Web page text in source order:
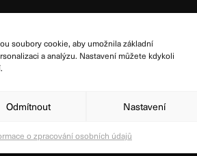
soubory cookie, aby umožnila základní
a analýzu. Nastavení můžete kdykoli
Odmítnout Nastavení
o zpracování osobních údajů